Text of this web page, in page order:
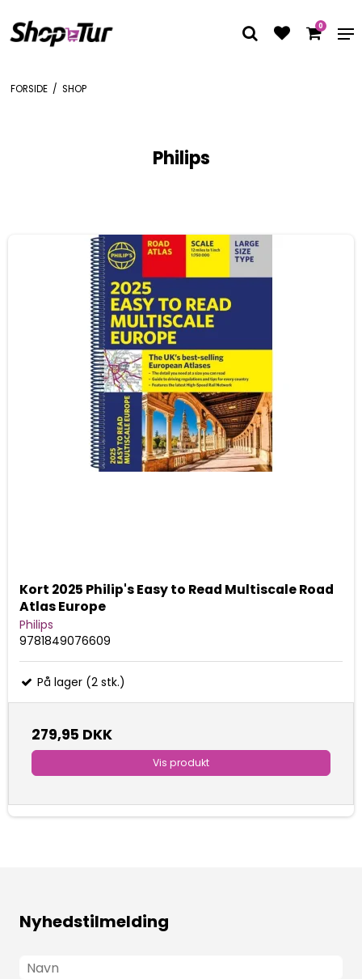
0
FORSIDE / SHOP
Philips
Kort 2025 Philip's Easy to Read Multiscale Road
Atlas Europe
Philips
9781849076609
På lager (2 stk.)
279,95 DKK
Vis produkt
Nyhedstilmelding